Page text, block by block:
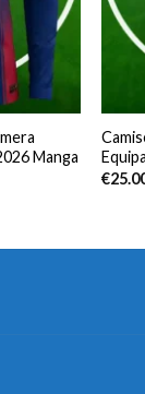
Manga
€